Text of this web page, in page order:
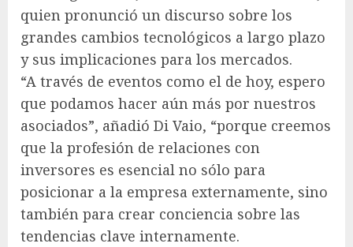
quien pronunció un discurso sobre los
grandes cambios tecnológicos a largo plazo
y sus implicaciones para los mercados.
“A través de eventos como el de hoy, espero
que podamos hacer aún más por nuestros
asociados”, añadió Di Vaio, “porque creemos
que la profesión de relaciones con
inversores es esencial no sólo para
posicionar a la empresa externamente, sino
también para crear conciencia sobre las
tendencias clave internamente.